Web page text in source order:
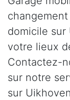
domicile sur
votre lieux
Contactez-
sur notre
sur